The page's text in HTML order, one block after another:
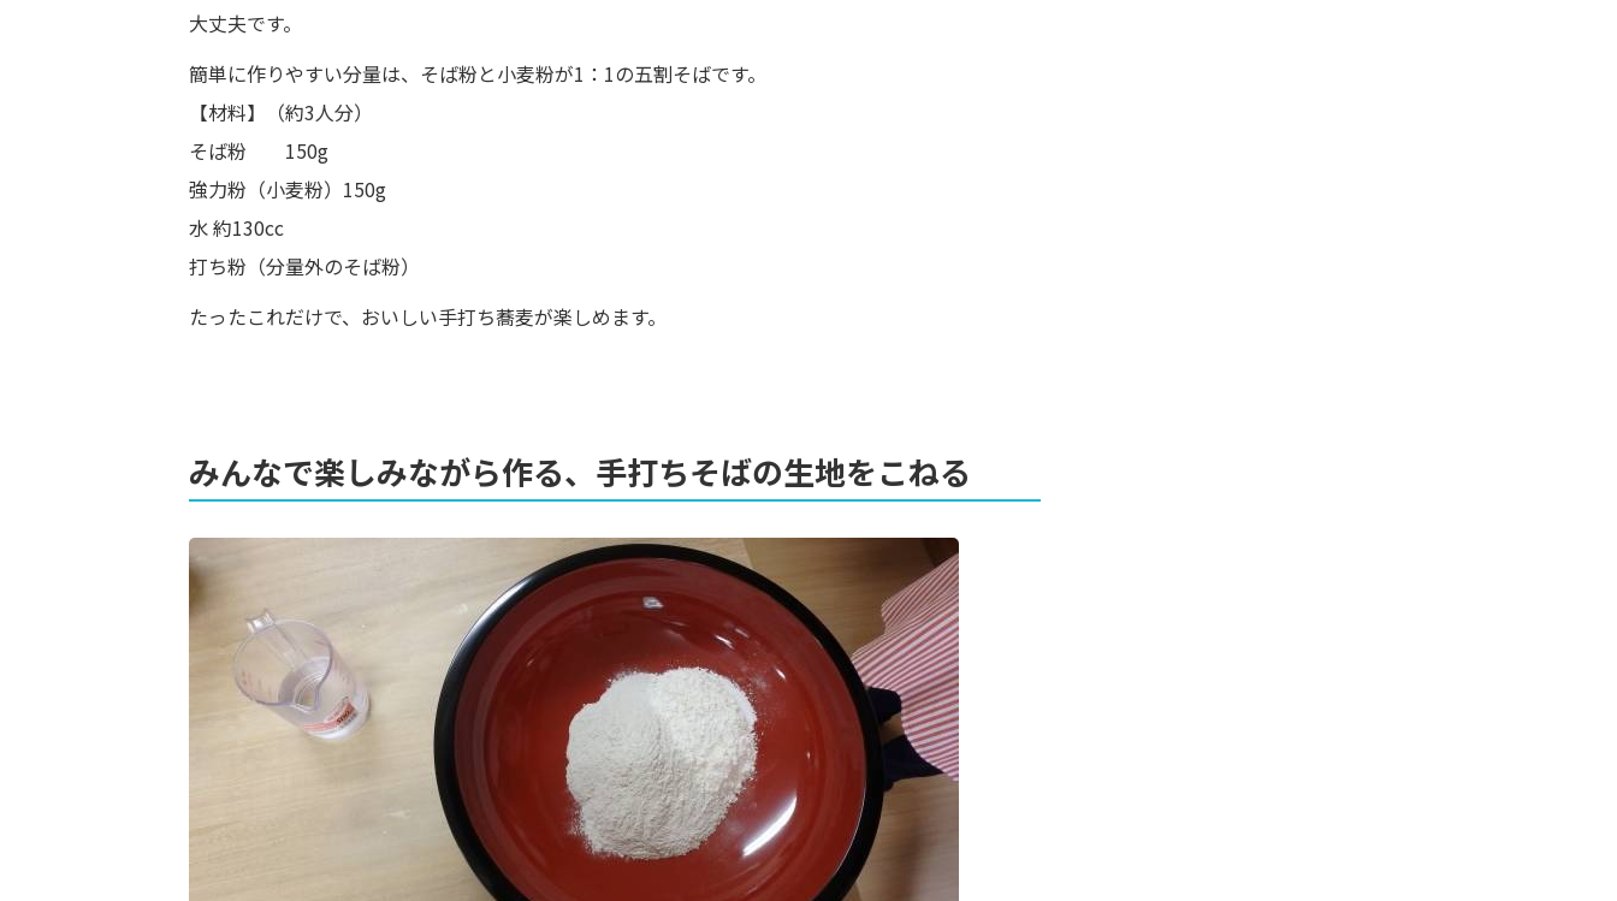
大丈夫です。
簡単に作りやすい分量は、そば粉と小麦粉が1：1の五割そばです。
【材料】（約3人分）
そば粉 150g
強力粉（小麦粉）150g
水 約130cc
打ち粉（分量外のそば粉）
たったこれだけで、おいしい手打ち蕎麦が楽しめます。
みんなで楽しみながら作る、手打ちそばの生地をこねる